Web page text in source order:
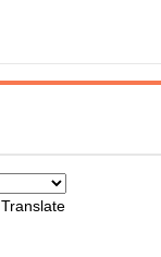
Translate